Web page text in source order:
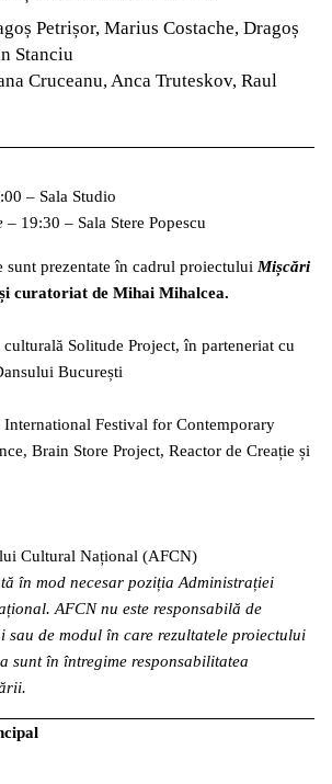
Petrișor, Marius Costache, Dragoș
Stanciu
Cruceanu, Anca Truteskov, Raul
– Sala Studio
– 19:30 – Sala Stere Popescu
sunt prezentate în cadrul proiectului Mișcări
curatoriat de Mihai Mihalcea.
culturală Solitude Project, în parteneriat cu
București
International Festival for Contemporary
Brain Store Project, Reactor de Creație și
Cultural Național (AFCN)
în mod necesar poziția Administrației
AFCN nu este responsabilă de
sau de modul în care rezultatele proiectului
sunt în întregime responsabilitatea